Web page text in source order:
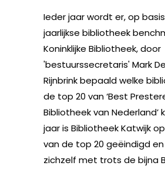
Ieder jaar wordt er, op
jaarlijkse bibliotheek
Koninklijke Bibliotheek, door
'bestuurssecretaris' Mark
Rijnbrink bepaald welke
de top 20 van ‘Best
Bibliotheek van Nederland’
jaar is Bibliotheek Katwijk
van de top 20 geëindigd
zichzelf met trots de bijna